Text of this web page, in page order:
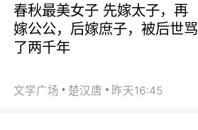
春秋最美女子 先嫁太子，再
嫁公公，后嫁庶子，被后世骂
了两千年
文学广场 楚汉唐 昨天16:45